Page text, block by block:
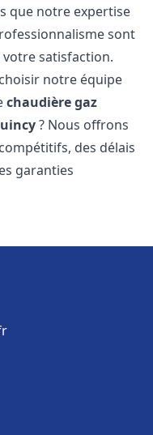
que notre expertise
sont
votre satisfaction.
notre équipe
chaudière gaz
? Nous offrons
des délais
garanties